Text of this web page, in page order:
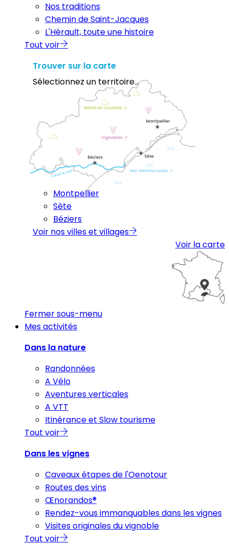
Nos traditions
Chemin de Saint-Jacques
L'Hérault, toute une histoire
Tout voir
Trouver sur la carte
Sélectionnez un territoire...
Montpellier
Sète
Béziers
Voir nos villes et villages
Voir la carte
Fermer sous-menu
Mes activités
Dans la nature
Randonnées
A Vélo
Aventures verticales
A VTT
Itinérance et Slow tourisme
Tout voir
Dans les vignes
Caveaux étapes de l'Oenotour
Routes des vins
Œnorandos®
Rendez-vous immanquables dans les vignes
Visites originales du vignoble
Tout voir